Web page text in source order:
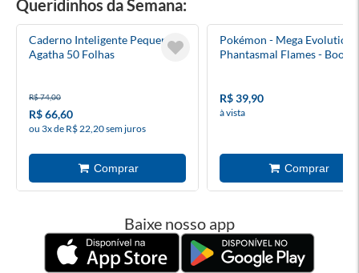
Queridinhos da Semana:
Caderno Inteligente Pequeno
Agatha 50 Folhas
R$ 74,00
R$ 66,60
ou 3x de R$ 22,20 sem juros
Pokémon - Mega Evolution -
Phantasmal Flames -
R$ 39,90
à vista
Baixe nosso app